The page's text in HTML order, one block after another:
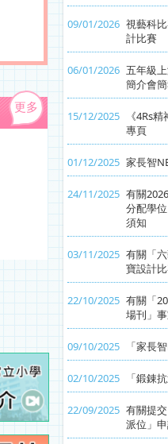
更多
09/01/2026 視藝科
計比賽
06/01/2026 五年級
簡介會
15/12/2025
《4Rs
專頁
01/12/2025 家長智
24/11/2025 有關
分配學
須知
03/11/2025 有關「
寶設計
22/10/2025 有關「
場刊」
09/10/2025 「家長
02/10/2025 「鍛錬
22/09/2025 有關提
派位」